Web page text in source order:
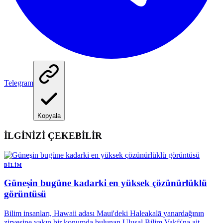
Telegram
Kopyala
İLGİNİZİ ÇEKEBİLİR
BILIM
Güneşin bugüne kadarki en yüksek çözünürlüklü
görüntüsü
Bilim insanları, Hawaii adası Maui'deki Haleakalā yanardağının